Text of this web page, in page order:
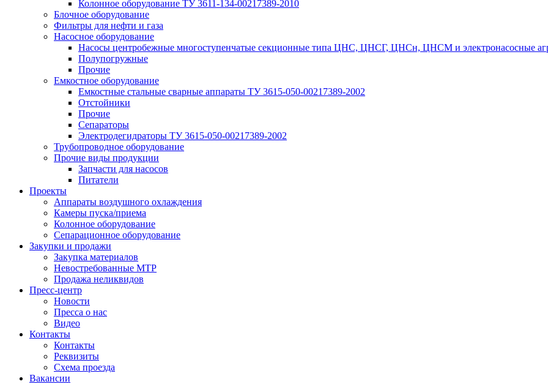
Колонное оборудование ТУ 3611-134-00217389-2010
Блочное оборудование
Фильтры для нефти и газа
Насосное оборудование
Насосы центробежные многоступенчатые секционные типа ЦНС, ЦНСГ, ЦНСн, ЦНСМ и электронасосные
Полупогружные
Прочие
Емкостное оборудование
Емкостные стальные сварные аппараты ТУ 3615-050-00217389-2002
Отстойники
Прочие
Сепараторы
Электродегидраторы ТУ 3615-050-00217389-2002
Трубопроводное оборудование
Прочие виды продукции
Запчасти для насосов
Питатели
Проекты
Аппараты воздушного охлаждения
Камеры пуска/приема
Колонное оборудование
Сепарационное оборудование
Закупки и продажи
Закупка материалов
Невостребованные МТР
Продажа неликвидов
Пресс-центр
Новости
Пресса о нас
Видео
Контакты
Контакты
Реквизиты
Схема проезда
Вакансии